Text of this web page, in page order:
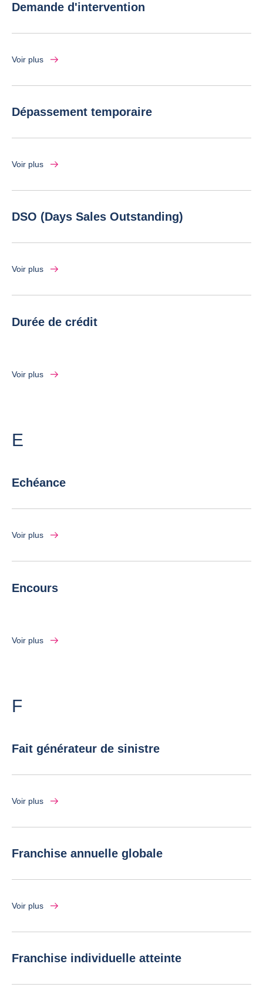
Demande d'intervention
Voir plus
Dépassement temporaire
Voir plus
DSO (Days Sales Outstanding)
Voir plus
Durée de crédit
Voir plus
Lettre
E
Echéance
Voir plus
Encours
Voir plus
Lettre
F
Fait générateur de sinistre
Voir plus
Franchise annuelle globale
Voir plus
Franchise individuelle atteinte